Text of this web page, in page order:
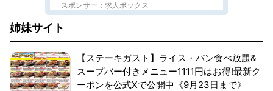
スポンサー：求人ボックス
姉妹サイト
【ステーキガスト】ライス・パン食べ放題&
スープバー付きメニュー1111円はお得!最新ク
ーポンを公式Xで公開中《9月23日まで》